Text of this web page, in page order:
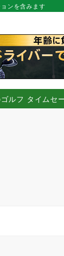
ンを含みます
ルフ タイムセ